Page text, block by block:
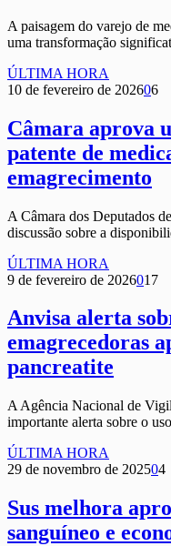
A paisagem do varejo de
uma transformação
ÚLTIMA HORA
10 de fevereiro de 202606
Câmara aprova
patente de
emagrecimento
A Câmara dos Deputados
discussão sobre a
ÚLTIMA HORA
9 de fevereiro de 2026017
Anvisa alerta
emagrecedoras
pancreatite
A Agência Nacional de
importante alerta sobre o
ÚLTIMA HORA
29 de novembro de 202504
Sus melhora
sanguíneo e